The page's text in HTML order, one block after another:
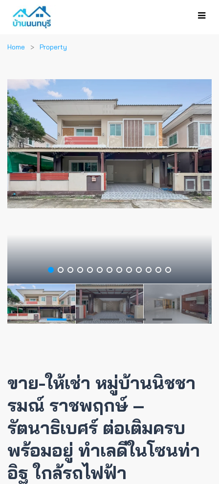
Home Property
ขาย-ให้เช่า หมู่บ้านนิชชา
รมณ์ ราชพฤกษ์ –
รัตนาธิเบศร์ ต่อเติมครบ
พร้อมอยู่ ทำเลดีในโซนท่า
อิฐ ใกล้รถไฟฟ้า